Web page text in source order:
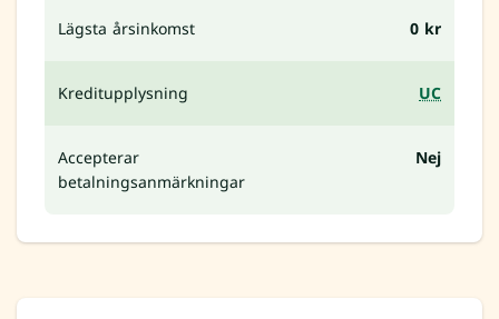
Lägsta årsinkomst 0 kr
Kreditupplysning UC
Accepterar
betalningsanmärkningar
Nej